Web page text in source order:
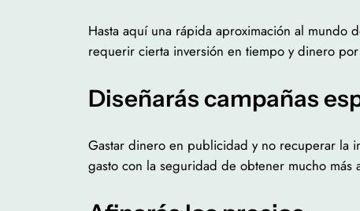
Hasta aquí una rápida aproximación al
requerir cierta inversión en tiempo y dinero
Diseñarás campañas
Gastar dinero en publicidad y no recuperar la
gasto con la seguridad de obtener mucho más